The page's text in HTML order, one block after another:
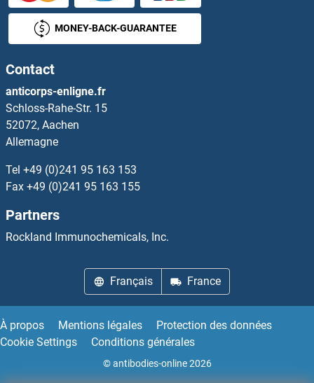
AGAP11 Anticorps
AGAP2 Anticorps
AGAP3 Anticorps
AGAP4 Anticorps
AGAP9 Anticorps
AGBL1 Anticorps
AGBL2 Anticorps
AGBL4 Anticorps
AGE Anticorps
MONEY-BACK-GUARANTEE
Contact
anticorps-enligne.fr
Schloss-Rahe-Str. 15
52072, Aachen
Allemagne
Tel +49 (0)241 95 163 153
Fax +49 (0)241 95 163 155
Partners
Rockland Immunochemicals, Inc.
Français France
À propos Mentions légales
Protection des données
Cookie Settings
Conditions générales
© antibodies-online 2026